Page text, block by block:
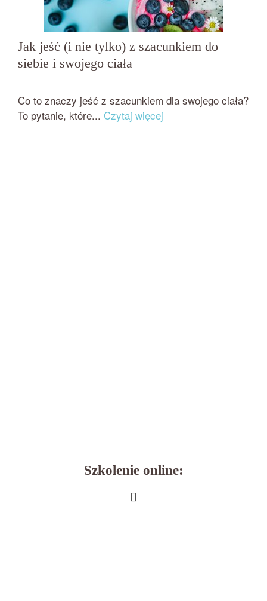
Jak jeść (i nie tylko) z szacunkiem do
siebie i swojego ciała
Co to znaczy jeść z szacunkiem dla swojego ciała?
To pytanie, które... Czytaj więcej
Szkolenie online: